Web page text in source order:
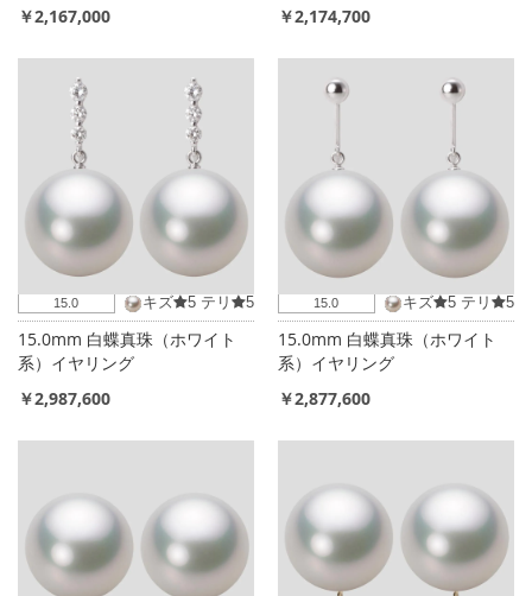
￥2,167,000
￥2,174,700
15.0 キズ 5 テリ 5
15.0mm 白蝶真珠（ホワイト
系）イヤリング
￥2,987,600
15.0 キズ 5 テリ 5
15.0mm 白蝶真珠（ホワイト
系）イヤリング
￥2,877,600